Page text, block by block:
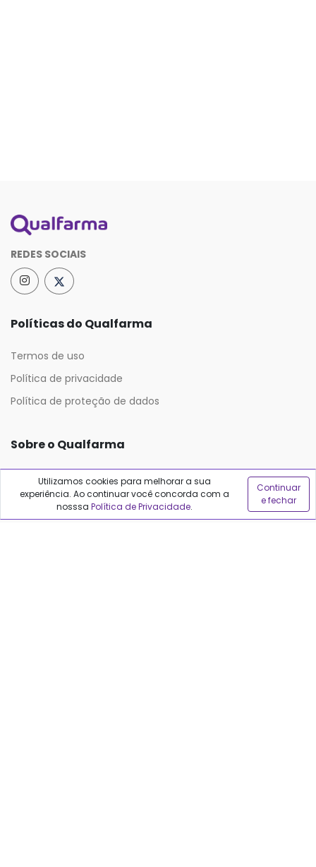
REDES SOCIAIS
Políticas do Qualfarma
Termos de uso
Política de privacidade
Política de proteção de dados
Sobre o Qualfarma
Quem somos
Blog
Utilizamos cookies para melhorar a sua
experiência. Ao continuar você concorda com a
nosssa Política de Privacidade.
Continuar
e fechar